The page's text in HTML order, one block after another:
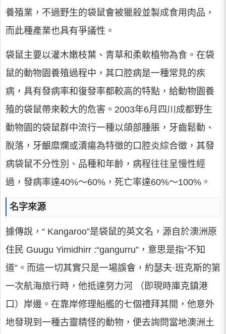
養殖業，不過野生的袋鼠會被獵殺並製成食用肉品，
而此種產業也具有爭議性。
袋鼠主要以灌木嫩枝葉、青草和柔軟植物為食。在袋
鼠的動物園養殖過程中，其口腔病是一種常見的疾
病，具有發病率和復發率都較高的特點，給動物園養
殖的袋鼠帶來較大的危害。2003年6月四川成都野生
動物園的袋鼠群中流行一種以頜部腫脹，牙齒鬆動、
脫落，牙齦糜爛或潰瘍為特徵的口腔炎綜合徵，其發
病袋鼠不分性別、品種和年齡，病程往往呈慢性經
過，發病率達40%～60%，死亡率達60%～100%。
名字來源
據傳說，“ Kangaroo”是袋鼠的英文名，源自於澳洲原
住民 Guugu Yimidhirr :“gangurru”，意思是指“不知
道”。而這一切其實只是一場誤會，約瑟夫·班克斯的第
一次航海旅行時，他抵達努力河 （即現時庫克鎮港
口）岸邊。在靠岸修理船艦的七個禮拜其間，他意外
地發現到一種古靈精怪的動物，便去詢問當地澳洲土